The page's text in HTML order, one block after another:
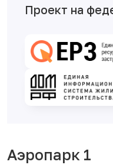
Проект на
Аэропарк 1